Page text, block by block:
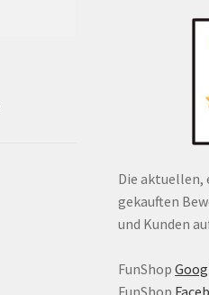
Die aktuellen,
gekauften
und Kunden
FunShop
FunShop